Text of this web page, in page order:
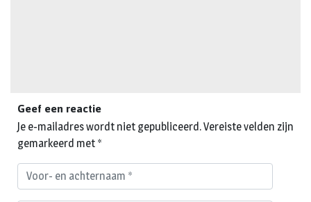
Geef een reactie
Je e-mailadres wordt niet gepubliceerd.Vereiste velden zijn
gemarkeerd met *